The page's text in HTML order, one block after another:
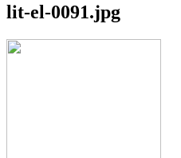
lit-el-0091.jpg